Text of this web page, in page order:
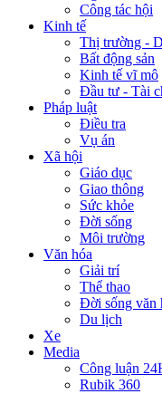
Công tác hội
Kinh tế
Thị trường -
Bất động sản
Kinh tế vĩ mô
Đầu tư - Tài
Pháp luật
Điều tra
Vụ án
Xã hội
Giáo dục
Giao thông
Sức khỏe
Đời sống
Môi trường
Văn hóa
Giải trí
Thể thao
Đời sống văn
Du lịch
Xe
Media
Công luận
Rubik 360